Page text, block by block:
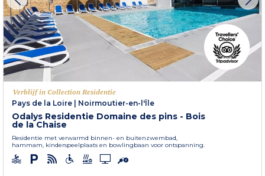
Verblijf in Collection Residentie
Pays de la Loire | Noirmoutier-en-l'Île
Odalys Residentie Domaine des pins - Bois
de la Chaise
Residentie met verwarmd binnen- en buitenzwembad,
hammam, kinderspeelplaats en bowlingbaan voor ontspanning.